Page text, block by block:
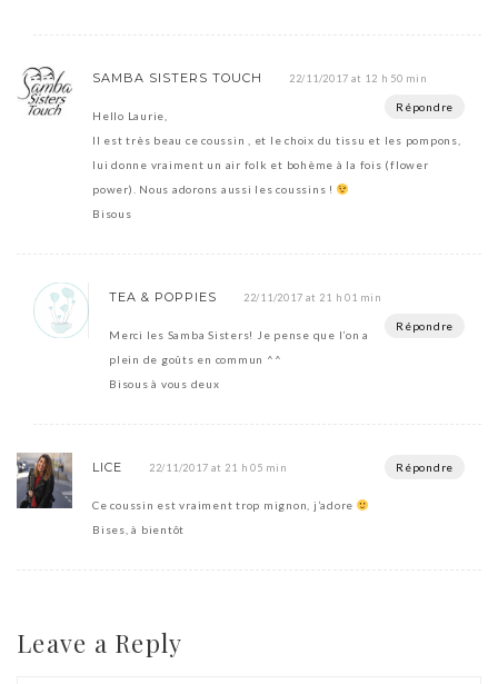
SAMBA SISTERS TOUCH 22/11/2017 at 12 h 50 min
Répondre
Hello Laurie,
Il est très beau ce coussin , et le choix du tissu et les pompons,
lui donne vraiment un air folk et bohème à la fois (flower
power). Nous adorons aussi les coussins !
Bisous
TEA & POPPIES 22/11/2017 at 21 h 01 min
Répondre
Merci les Samba Sisters! Je pense que l’on a
plein de goûts en commun ^^
Bisous à vous deux
LICE 22/11/2017 at 21 h 05 min Répondre
Ce coussin est vraiment trop mignon, j’adore
Bises, à bientôt
Leave a Reply